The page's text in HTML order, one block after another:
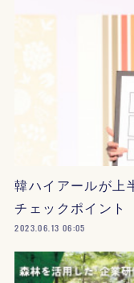
韓ハイアールが上
チェックポイント
2023.06.13 06:05